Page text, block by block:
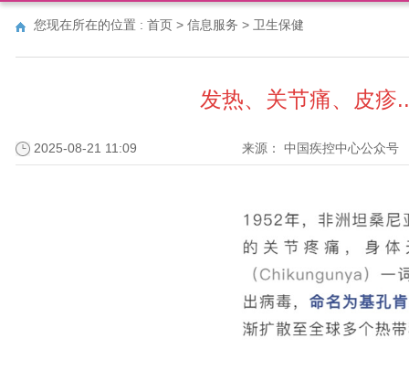
您现在所在的位置 : 首页 > 信息服务 > 卫生保健
发热、关节痛、皮
2025-08-21 11:09 来源： 中国疾控中心公众号